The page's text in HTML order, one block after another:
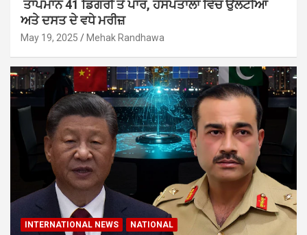
ਤਾਪਮਾਨ 41 ਡਿਗਰੀ ਤੋਂ ਪਾਰ, ਹਸਪਤਾਲਾਂ ਵਿੱਚ ਉਲਟੀਆਂ
ਅਤੇ ਦਸਤ ਦੇ ਵਧੇ ਮਰੀਜ਼
May 19, 2025 Mehak Randhawa
INTERNATIONAL NEWS NATIONAL